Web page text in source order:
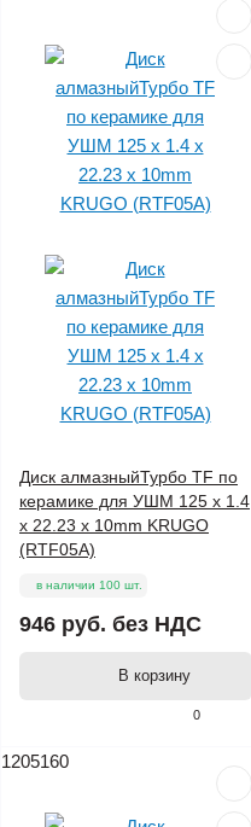
0
Диск алмазныйТурбо ТF по
керамике для УШМ 125 x 1.4
x 22.23 x 10mm KRUGO
(RTF05A)
в наличии 100 шт.
946 руб. без НДС
В корзину
1205160